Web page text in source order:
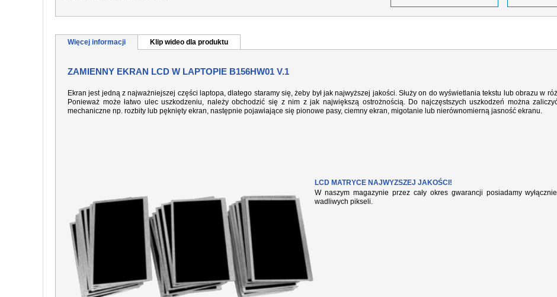
Więcej informacji Klip wideo dla produktu
ZAMIENNY EKRAN LCD W LAPTOPIE B156HW01 V.1
Ekran jest jedną z najważniejszej części laptopa, dlatego staramy się, żeby był jak najwyższej jakości. Służy on do wyświetlania tekstu lub obrazu w
Ponieważ może łatwo ulec uszkodzeniu, należy obchodzić się z nim z jak największą ostrożnością. Do najczęstszych uszkodzeń można
mechaniczne np. rozbity lub pęknięty ekran, następnie pojawiające się pionowe pasy, ciemny ekran, migotanie lub nierównomierną jasność ekranu.
LCD MATRYCE NAJWYZSZEJ JAKOŚCI!
W naszym magazynie przez cały okres gwarancji posiadamy
wadliwych pikseli.